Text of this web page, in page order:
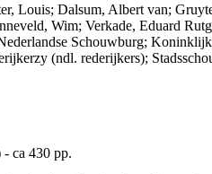
Louis; Dalsum, Albert van;
Wim; Verkade, Eduard
Schouwburg;
(ndl. rederijkers);
ca 430 pp.